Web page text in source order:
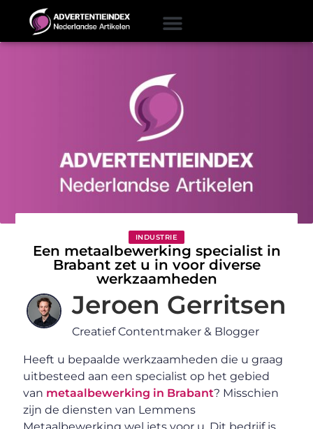
INDUSTRIE
Een metaalbewerking specialist in
Brabant zet u in voor diverse
werkzaamheden
Jeroen Gerritsen
Creatief Contentmaker & Blogger
Heeft u bepaalde werkzaamheden die u graag
uitbesteed aan een specialist op het gebied
van metaalbewerking in Brabant? Misschien
zijn de diensten van Lemmens